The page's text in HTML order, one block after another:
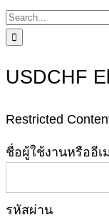
Search
for:
USDCHF
Restricted
ชื่อผู้ใช้งานหรืออีเ
รหัสผ่าน